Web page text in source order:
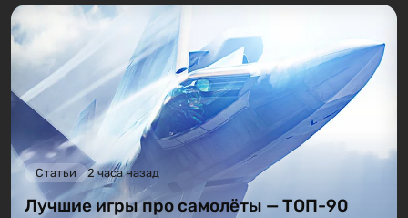
Статьи 2 часа назад
Лучшие игры про самолёты — ТОП-90